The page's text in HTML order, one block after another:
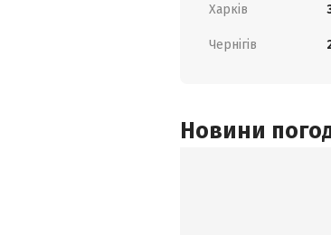
Харків
Чернігів
Новини